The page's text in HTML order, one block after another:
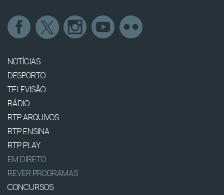
NOTÍCIAS
DESPORTO
TELEVISÃO
RÁDIO
RTP ARQUIVOS
RTP ENSINA
RTP PLAY
EM DIRETO
REVER PROGRAMAS
CONCURSOS